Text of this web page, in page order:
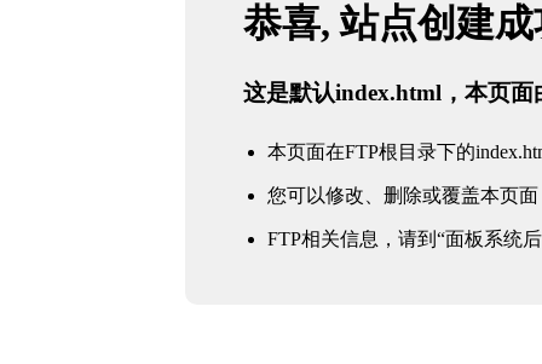
恭喜, 站点创建
这是默认index.html，本页面
本页面在FTP根目录下的
您可以修改、删除或覆盖本页面
FTP相关信息，请到“面板系统